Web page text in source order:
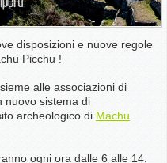
disposizioni e nuove regole
Picchu !
alle associazioni di
nuovo sistema di
archeologico di Machu
ogni ora dalle 6 alle 14.